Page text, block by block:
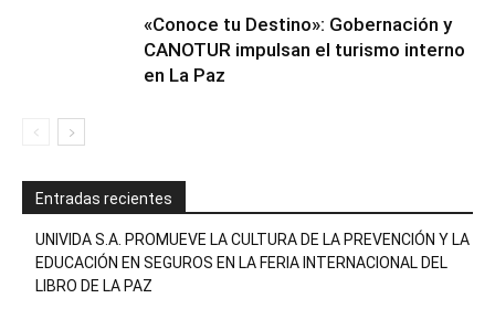
«Conoce tu Destino»: Gobernación y
CANOTUR impulsan el turismo interno
en La Paz
Entradas recientes
UNIVIDA S.A. PROMUEVE LA CULTURA DE LA PREVENCIÓN Y LA
EDUCACIÓN EN SEGUROS EN LA FERIA INTERNACIONAL DEL
LIBRO DE LA PAZ